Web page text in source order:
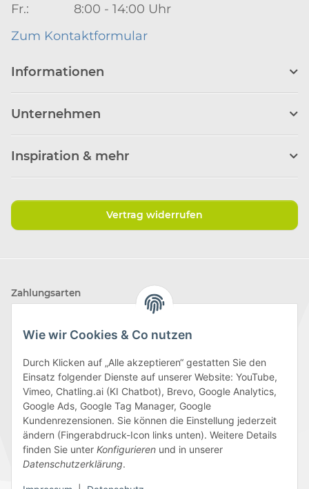
Wie wir Cookies & Co nutzen
Durch Klicken auf „Alle akzeptieren“ gestatten Sie den
Einsatz folgender Dienste auf unserer Website: YouTube,
Vimeo, Chatling.ai (KI Chatbot), Brevo, Google Analytics,
Google Ads, Google Tag Manager, Google
Kundenrezensionen. Sie können die Einstellung jederzeit
ändern (Fingerabdruck-Icon links unten). Weitere Details
finden Sie unter Konfigurieren und in unserer
Datenschutzerklärung.
Fr.: 8:00 - 14:00 Uhr
Zum Kontaktformular
Informationen
Unternehmen
Inspiration & mehr
Vertrag widerrufen
Zahlungsarten
Wir versenden mit
Folge uns